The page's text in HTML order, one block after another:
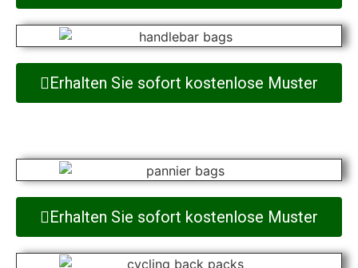
Erhalten Sie sofort kostenlose Muster
Erhalten Sie sofort kostenlose Muster